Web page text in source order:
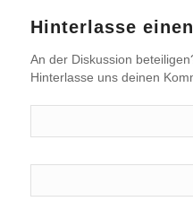
Hinterlasse
An der Diskussion
Hinterlasse uns deinen